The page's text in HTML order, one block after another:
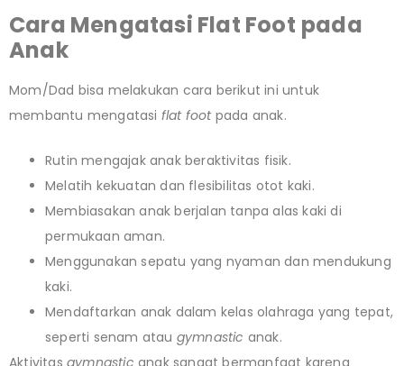
Cara Mengatasi Flat Foot pada
Anak
Mom/Dad bisa melakukan cara berikut ini untuk
membantu mengatasi flat footpada anak.
Rutin mengajak anak beraktivitas fisik.
Melatih kekuatan dan flesibilitas otot kaki.
Membiasakan anak berjalan tanpa alas kaki di
permukaan aman.
Menggunakan sepatu yang nyaman dan mendukung
kaki.
Mendaftarkan anak dalam kelas olahraga yang tepat,
seperti senam atau gymnastic anak.
Aktivitas gymnastic anak sangat bermanfaat karena